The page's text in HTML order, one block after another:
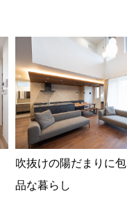
吹抜けの陽だまりに
品な暮らし